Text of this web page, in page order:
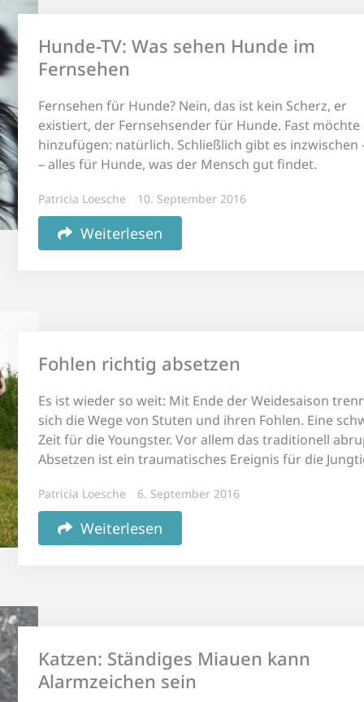
Hunde-TV: Was sehen Hunde im
Fernsehen
Fernsehen für Hunde? Nein, das ist kein Scherz, er
existiert, der Fernsehsender für Hunde. Fast möchte
hinzufügen: natürlich. Schließlich gibt es inzwischen
– alles für Hunde, was der Mensch gut findet.
Patricia Loesche 10. September 2016
Weiterlesen
Fohlen richtig absetzen
Es ist wieder so weit: Mit Ende der Weidesaison
sich die Wege von Stuten und ihren Fohlen. Eine
Zeit für die Youngster. Vor allem das traditionell
Absetzen ist ein traumatisches Ereignis für die
Patricia Loesche 6. September 2016
Weiterlesen
Katzen: Ständiges Miauen kann
Alarmzeichen sein